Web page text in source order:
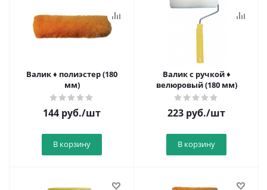
Валик ♦ полиэстер (180
мм)
144 руб./шт
В корзину
Валик с ручкой ♦
велюровый (180 мм)
223 руб./шт
В корзину